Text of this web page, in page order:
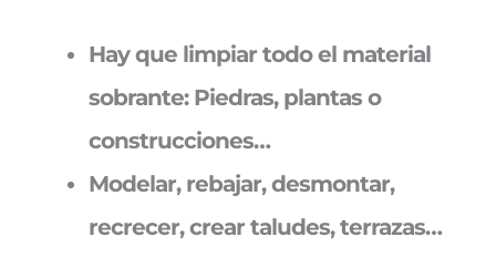
Hay que limpiar todo el material
sobrante: Piedras, plantas o
construcciones…
Modelar, rebajar, desmontar,
recrecer, crear taludes, terrazas…